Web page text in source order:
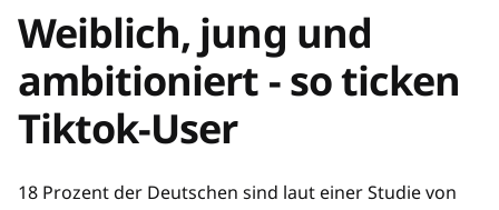
Weiblich, jung und
ambitioniert - so ticken
Tiktok-User
18 Prozent der Deutschen sind laut einer Studie von